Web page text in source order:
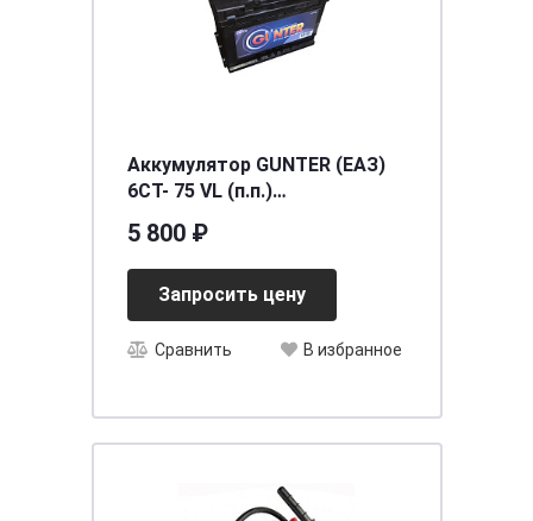
Аккумулятор GUNTER (ЕАЗ)
6СТ- 75 VL (п.п.)
[L3]
5 800 ₽
Запросить цену
Сравнить В избранное